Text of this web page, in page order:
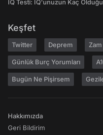
IQ Testi: IQ'unuzun Kaç
Keşfet
Twitter Deprem Zam
Günlük Burç Yorumları
Bugün Ne Pişirsem
Hakkımızda
Geri Bildirim